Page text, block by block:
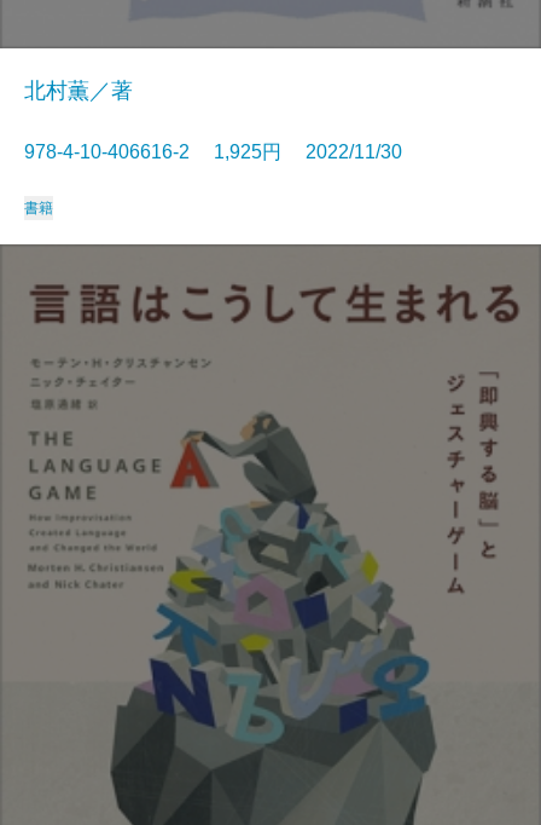
北村薫／著
978-4-10-406616-2 1,925円 2022/11/30
書籍